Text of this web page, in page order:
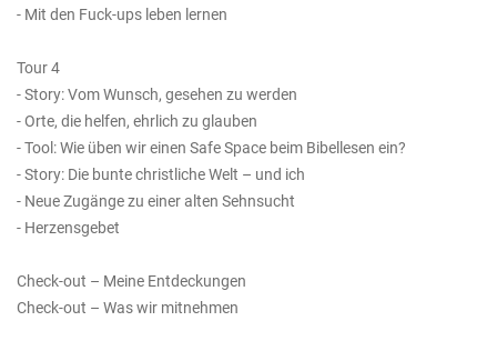
- Mit den Fuck-ups leben lernen
Tour 4
- Story: Vom Wunsch, gesehen zu werden
- Orte, die helfen, ehrlich zu glauben
- Tool: Wie üben wir einen Safe Space beim Bibellesen ein?
- Story: Die bunte christliche Welt – und ich
- Neue Zugänge zu einer alten Sehnsucht
- Herzensgebet
Check-out – Meine Entdeckungen
Check-out – Was wir mitnehmen